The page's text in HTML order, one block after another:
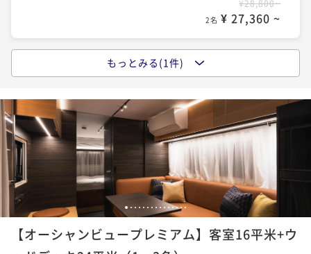
¥28,800~
2名 ¥ 27,360 ~
【1泊朝食】絶品淡路島バーガー！地元食材を使ったこ
現地決済可 事前決済可
IN 15:00 - 21:00 OUT11:00
ポイント即利用で最大5％OFF
¥33,600~
2名 ¥ 31,920 ~
もっとみる(1件)
1 2 3 4 5 6 7 8 9 10 1112131415
【オーシャンビュープレミアム】客室16平米+ウ